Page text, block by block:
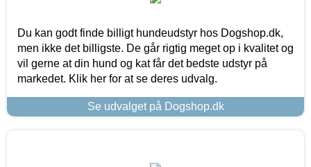
Du kan godt finde billigt hundeudstyr hos Dogshop.dk,
men ikke det billigste. De går rigtig meget op i kvalitet og
vil gerne at din hund og kat får det bedste udstyr på
markedet. Klik her for at se deres udvalg.
Se udvalget på Dogshop.dk